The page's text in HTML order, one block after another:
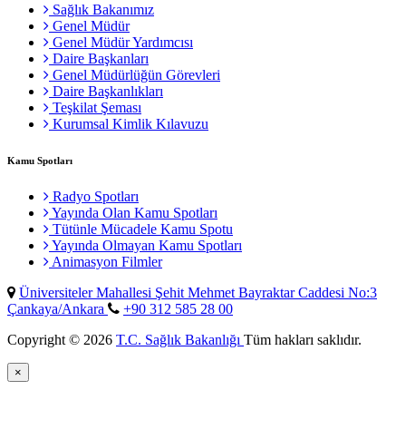
Sağlık Bakanımız
Genel Müdür
Genel Müdür Yardımcısı
Daire Başkanları
Genel Müdürlüğün Görevleri
Daire Başkanlıkları
Teşkilat Şeması
Kurumsal Kimlik Kılavuzu
Kamu Spotları
Radyo Spotları
Yayında Olan Kamu Spotları
Tütünle Mücadele Kamu Spotu
Yayında Olmayan Kamu Spotları
Animasyon Filmler
Üniversiteler Mahallesi Şehit Mehmet Bayraktar Caddesi No:3
Çankaya/Ankara
+90 312 585 28 00
Copyright © 2026 T.C. Sağlık Bakanlığı Tüm hakları saklıdır.
×